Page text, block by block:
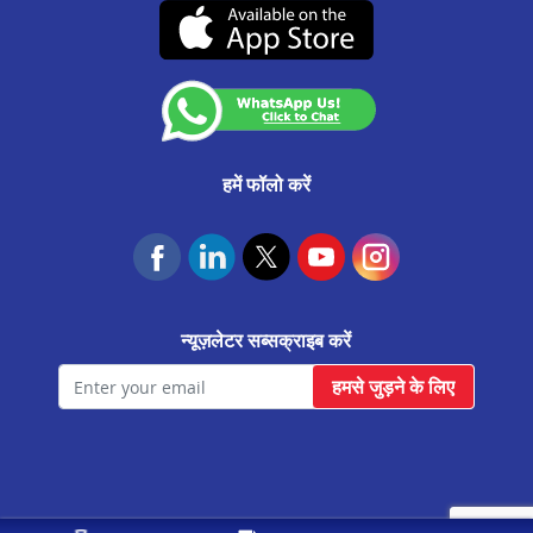
रायसिंह नगर मे प्रॉपर्टी पर लोन
जयपुर कलवार रोड मे प्रॉपर्टी पर लोन
उदयपुरवाटी मे प्रॉपर्टी पर लोन
राजगढ़ मे प्रॉपर्टी पर लोन
जयपुर ढेर का बालाजी मे प्रॉपर्टी पर लोन
केकड़ी मे प्रॉपर्टी पर लोन
बगरू मे प्रॉपर्टी पर लोन
आसीन्द मे प्रॉपर्टी पर लोन
जयपुर राजा पार्क मे प्रॉपर्टी पर लोन
(07-दिसंबर-2026 तक वैध)
हमें फॉलो करें
न्यूज़लेटर सब्सक्राइब करें
हमसे जुड़ने के लिए